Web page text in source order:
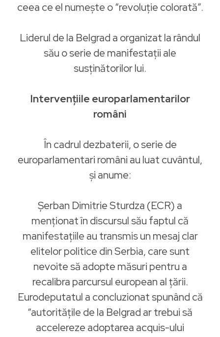
ceea ce el numește o “revoluție colorată”.
Liderul de la Belgrad a organizat la rândul
său o serie de manifestații ale
susținătorilor lui.
Intervențiile europarlamentarilor
români
În cadrul dezbaterii, o serie de
europarlamentari români au luat cuvântul,
și anume:
Șerban Dimitrie Sturdza (ECR) a
menționat în discursul său faptul că
manifestațiile au transmis un mesaj clar
elitelor politice din Serbia, care sunt
nevoite să adopte măsuri pentru a
recalibra parcursul european al țării.
Eurodeputatul a concluzionat spunând că
“autoritățile de la Belgrad ar trebui să
accelereze adoptarea acquis-ului